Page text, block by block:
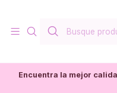
Encuentra la mejor